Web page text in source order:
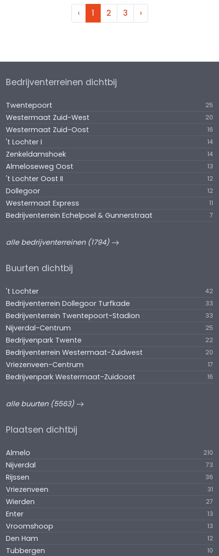
‹ 1 2 3 ›
Bedrijventerreinen dichtbij
Twentepoort 25
Westermaat Zuid-West 20
Westermaat Zuid-Oost 16
't Lochter I 14
Zenkeldamshoek 14
Almeloseweg Oost 13
't Lochter Oost II 12
Dollegoor 12
Westermaat Express 11
Bedrijventerrein Echelpoel & Gunnerstraat 7
alle bedrijventerreinen (1794)
Buurten dichtbij
't Lochter 42
Bedrijventerrein Dollegoor Turfkade 33
Bedrijventerrein Twentepoort-Stadion 33
Nijverdal-Centrum 25
Bedrijvenpark Twente 22
Bedrijventerrein Westermaat-Zuidwest 20
Vriezenveen-Centrum 17
Bedrijvenpark Westermaat-Zuidoost 16
alle buurten (5563)
Plaatsen dichtbij
Almelo 210
Nijverdal 73
Rijssen 36
Vriezenveen 31
Wierden 27
Enter 13
Vroomshoop 13
Den Ham 12
Tubbergen 10